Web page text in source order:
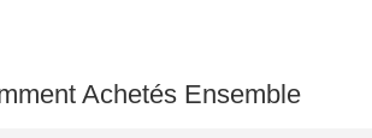
Achetés Ensemble